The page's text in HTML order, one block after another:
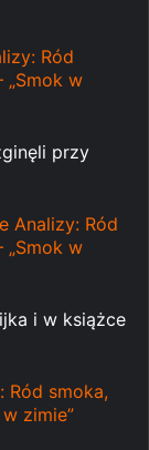
Ród
„Smok w
przy
Analizy: Ród
„Smok w
i w książce
Ród smoka,
zimie”